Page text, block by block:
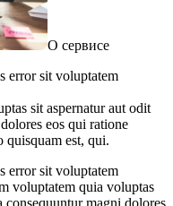
О сервисе
error sit voluptatem
sit aspernatur aut odit
eos qui ratione
quisquam est, qui.
error sit voluptatem
voluptatem quia voluptas